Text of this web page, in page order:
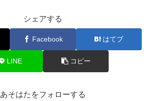
シェアする
Facebook はてブ
LINE コピー
あそはたをフォローする